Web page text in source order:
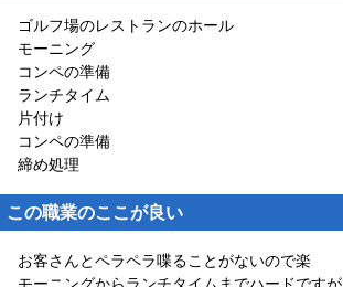
ゴルフ場のレストランのホール
モーニング
コンペの準備
ランチタイム
片付け
コンペの準備
締め処理
この職業のここが良い
お客さんとペラペラ喋ることがないので楽